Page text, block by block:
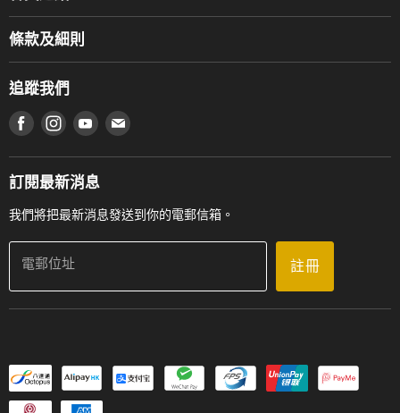
產品品牌
服務部
通利工程
登記保養
產品序號查詢
工作機會
聯絡我們
香港鋼琴/電子琴導師協會
香港管弦樂導師協會
條款及細則
使用條款及細則
私隱條款
門市購買產品及服務
追蹤我們
在 Facebook 上找到我們
在 Instagram 上找到我們
在 Youtube 上找到我們
在 電子郵件 上找到我們
訂閱最新消息
我們將把最新消息發送到你的電郵信箱。
電郵位址 註冊